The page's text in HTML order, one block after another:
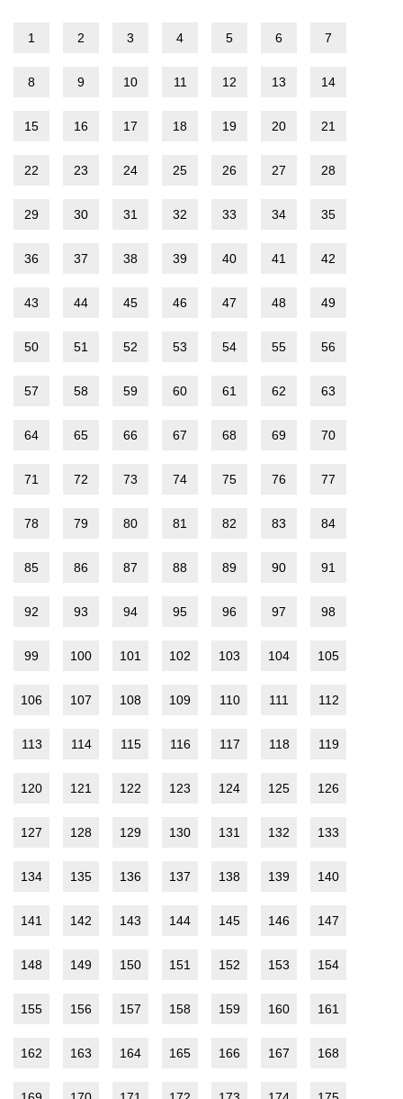
1 2 3 4 5 6 7
8 9 10 11 12 13 14
15 16 17 18 19 20 21
22 23 24 25 26 27 28
29 30 31 32 33 34 35
36 37 38 39 40 41 42
43 44 45 46 47 48 49
50 51 52 53 54 55 56
57 58 59 60 61 62 63
64 65 66 67 68 69 70
71 72 73 74 75 76 77
78 79 80 81 82 83 84
85 86 87 88 89 90 91
92 93 94 95 96 97 98
99 100 101 102 103 104 105
106 107 108 109 110 111 112
113 114 115 116 117 118 119
120 121 122 123 124 125 126
127 128 129 130 131 132 133
134 135 136 137 138 139 140
141 142 143 144 145 146 147
148 149 150 151 152 153 154
155 156 157 158 159 160 161
162 163 164 165 166 167 168